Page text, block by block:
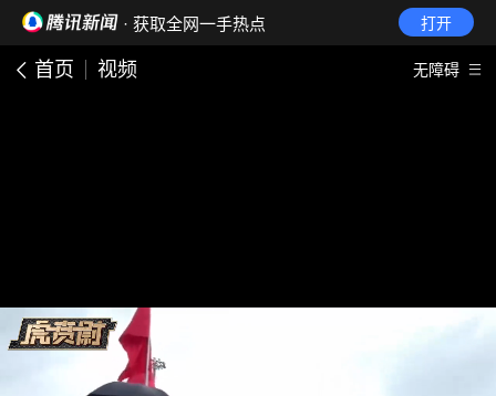
· 获取全网一手热点 打开
首页 视频 无障碍